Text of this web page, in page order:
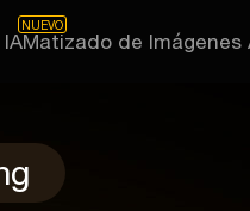
NUEVO
Matizado de Imágenes